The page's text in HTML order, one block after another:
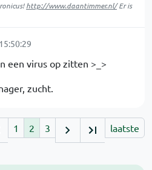
http://www.daantimmer.nl/Er is
een virus op zitten >_>
zucht.
1 2 3 laatste